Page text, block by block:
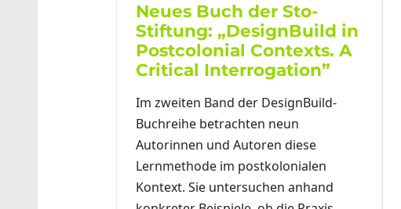
Neues Buch der Sto-
Stiftung: „DesignBuild in
Postcolonial Contexts. A
Critical Interrogation”
Im zweiten Band der DesignBuild-
Buchreihe betrachten neun
Autorinnen und Autoren diese
Lernmethode im postkolonialen
Kontext. Sie untersuchen anhand